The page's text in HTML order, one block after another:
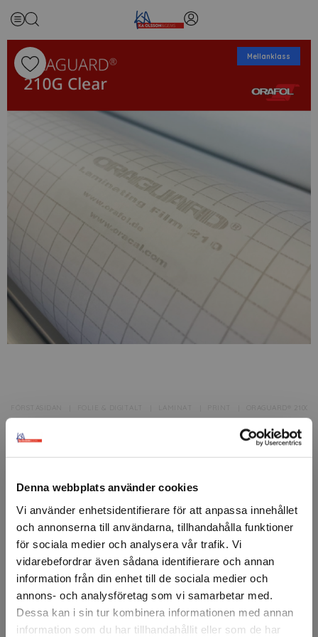
Denna webbplats använder cookies
Vi använder enhetsidentifierare för att anpassa innehållet
och annonserna till användarna, tillhandahålla funktioner
för sociala medier och analysera vår trafik. Vi
vidarebefordrar även sådana identifierare och annan
information från din enhet till de sociala medier och
annons- och analysföretag som vi samarbetar med.
Dessa kan i sin tur kombinera informationen med annan
information som du har tillhandahållit eller som de har
Mellanklass
FÖRSTASIDAN FOLIE & DIGITALT LAMINAT PRINT ORAGUARD® 210G
ORAFOL
ORAGUARD® 210G Clear
ORAGUARD® 210G är en transparent, mjuk PVC-film med
ett högt UV-skydd och en blank finish.
Utmärkt för att förlänga hållbarheten och skydda
digitala tryck, för både inomhus- och kortvariga
utomhusapplikationer.
Laminatet har en blank finish.
Artikelnr: 303195A
Minsta beställning: 1 m